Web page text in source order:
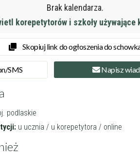
Brak kalendarza.
korepetytorów i szkoły używające
Skopiuj link do ogłoszenia do
/SMS Napisz
podlaskie
u ucznia / u korepetytora / online